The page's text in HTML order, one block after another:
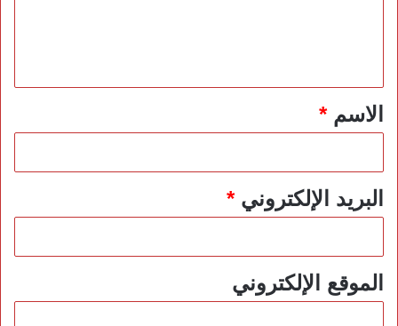
*الاسم*
البريد الإلكتروني*
الموقع الإلكتروني